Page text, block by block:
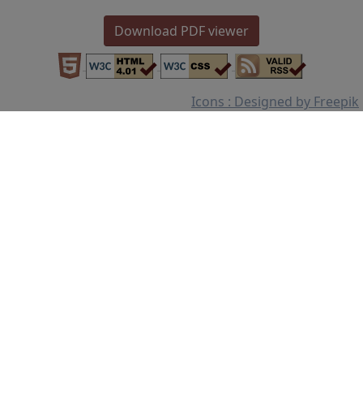
Download PDF viewer
Icons : Designed by Freepik